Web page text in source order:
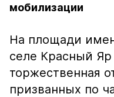
мобилизации
На площади
селе Красный Яр
торжественная
призванных по